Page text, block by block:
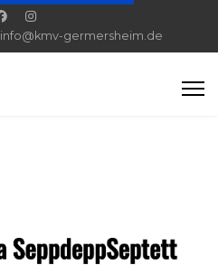
info@kmv-germersheim.de